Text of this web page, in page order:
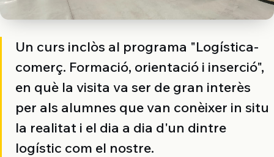
Un curs inclòs al programa "Logística-
comerç. Formació, orientació i inserció",
en què la visita va ser de gran interès
per als alumnes que van conèixer in situ
la realitat i el dia a dia d'un dintre
logístic com el nostre.